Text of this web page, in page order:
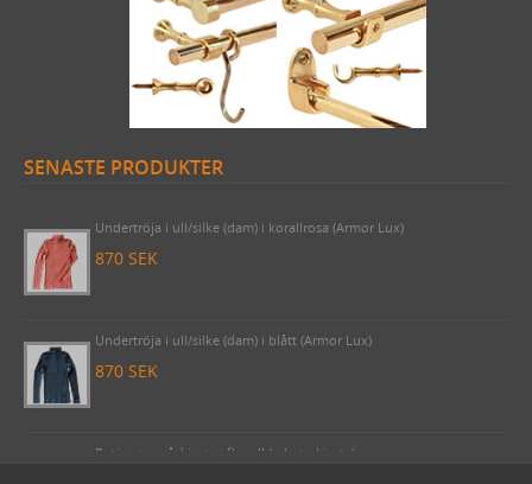
SENASTE PRODUKTER
& ändknoppar nickel
2620 SEK
Undertröja i ull/silke (dam) i korallrosa (Armor Lux)
870 SEK
Undertröja i ull/silke (dam) i blått (Armor Lux)